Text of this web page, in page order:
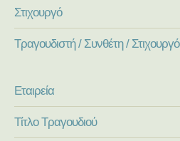
Στιχουργό
Τραγουδιστή / Συνθέτη / Στιχουργό
Εταιρεία
Τίτλο Τραγουδιού